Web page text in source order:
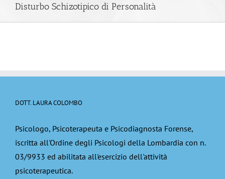
Disturbo Schizotipico di Personalità
DOTT. LAURA COLOMBO
Psicologo, Psicoterapeuta e Psicodiagnosta Forense,
iscritta all'Ordine degli Psicologi della Lombardia con n.
03/9933 ed abilitata all'esercizio dell'attività
psicoterapeutica.